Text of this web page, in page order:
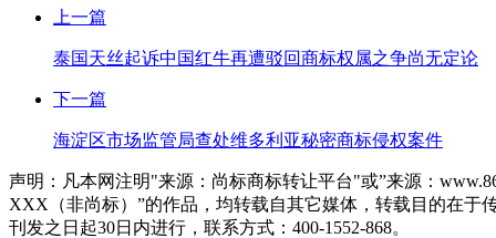
上一篇
泰国天丝起诉中国红牛再遭驳回商标权属之争尚无定论
下一篇
海淀区市场监管局查处维多利亚秘密商标侵权案件
声明：凡本网注明"来源：尚标商标转让平台"或”来源：
XXX（非尚标）”的作品，均转载自其它媒体，转载目的在于
刊发之日起30日内进行，联系方式：400-1552-868。